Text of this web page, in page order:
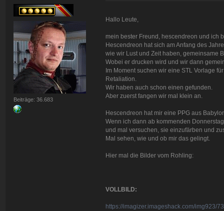
Beiträge: 36.683
Hallo Leute,
mein bester Freund, hescendreon und ich
Hescendreon hat sich am Anfang des
wie wir Lust und Zeit haben, gemeinsame
Wobei er drucken wird und wir dann
Im Moment suchen wir eine STL Vorlage
Retaliation.
Wir haben auch schon einen gefunden.
Aber zuerst fangen wir mal klein an.
Hescendreon hat mir eine PPG aus
Wenn ich dann ab kommenden
und mal versuchen, sie einzufärben und
Mal sehen, wie und ob mir das gelingt.
Hier mal die Bilder vom Rohling:
VOLLBILD:
https://imagizer.imageshack.com/img923/